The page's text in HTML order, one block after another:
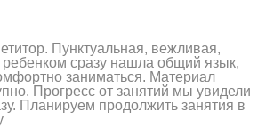
Пунктуальная, вежливая,
сразу нашла общий язык,
заниматься. Материал
Прогресс от занятий мы увидели
Планируем продолжить занятия в